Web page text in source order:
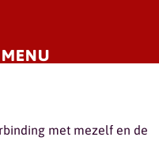
MENU
met mezelf en de